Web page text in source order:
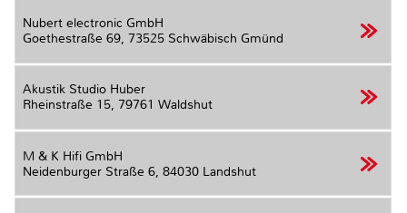
Nubert electronic GmbH
Goethestraße 69, 73525 Schwäbisch Gmünd
Akustik Studio Huber
Rheinstraße 15, 79761 Waldshut
M & K Hifi GmbH
Neidenburger Straße 6, 84030 Landshut